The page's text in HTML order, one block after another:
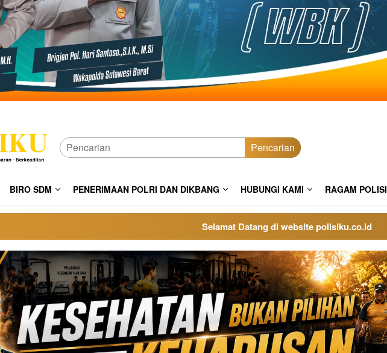
Pencarian
BIRO SDM PENERIMAAN POLRI DAN DIKBANG HUBUNGI KAMI RAGAM POLISI
Selamat Datang di website polisiku.co.id